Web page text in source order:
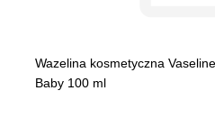
Wazelina kosmetyczna
Baby 100 ml